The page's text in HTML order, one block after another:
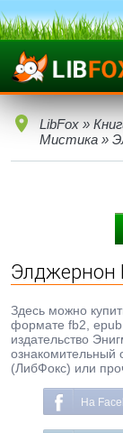
LibFox »
Мистика »
Элджернон
Здесь можно
формате fb2,
издательство
ознакомительный
(ЛибФокс) или
На